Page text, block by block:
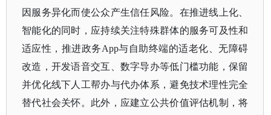
因服务异化而使公众产生信任风险。在推进线上化、
智能化的同时，应持续关注特殊群体的服务可及性和
适应性，推进政务App与自助终端的适老化、无障碍
改造，开发语音交互、数字导办等低门槛功能，保留
并优化线下人工帮办与代办体系，避免技术理性完全
替代社会关怀。此外，应建立公共价值评估机制，将